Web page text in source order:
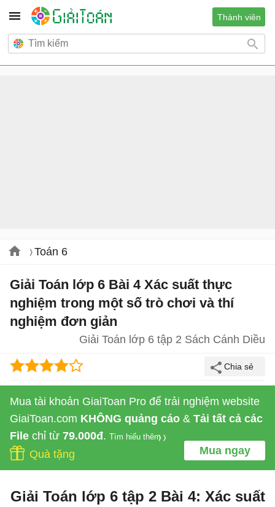
Thành viên
Toán 6
Giải Toán lớp 6 Bài 4 Xác suất thực
nghiệm trong một số trò chơi và thí
nghiệm đơn giản
Giải Toán lớp 6 tập 2 Sách Cánh Diều
Mua tài khoản GiaiToan Pro để trải nghiệm website
GiaiToan.com KHÔNG quảng cáo & Tải tất cả các
File chỉ từ 79.000đ. Tìm hiểu thêm
Mua ngay
Quà tặng
Giải Toán lớp 6 tập 2 Bài 4: Xác suất